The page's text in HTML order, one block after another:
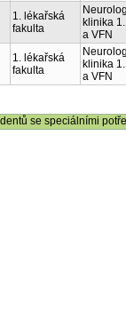
1. lékařská
fakulta
klinika
a VFN
1. lékařská
fakulta
klinika
a VFN
se speciálními